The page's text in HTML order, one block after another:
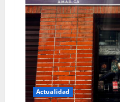
Actualidad